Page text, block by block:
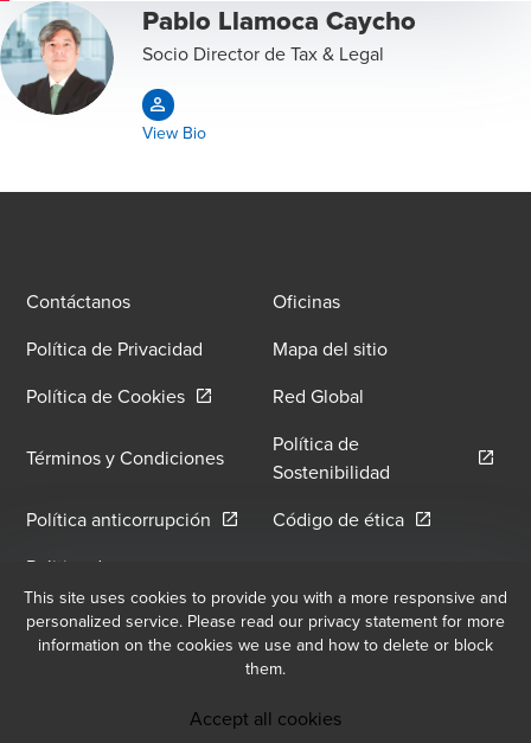
Pablo Llamoca Caycho
Socio Director de Tax & Legal
View Bio
Contáctanos
Oficinas
Política de Privacidad
Mapa del sitio
Política de CookiesOpens in a new window/tab
Red Global
Términos y Condiciones
Política de
Sostenibilidad Opens in a
Política anticorrupción Opens in a new window/tab
Código de éticaOpens in a
Politica de
Hostigamiento Sexual
LaboralOpens in a new window/tabHostigamiento LaboralOpens
This site uses cookies to provide you with a more responsive and
personalized service. Please read our privacy statement for more
information on the cookies we use and how to delete or block
them.
Accept all cookies